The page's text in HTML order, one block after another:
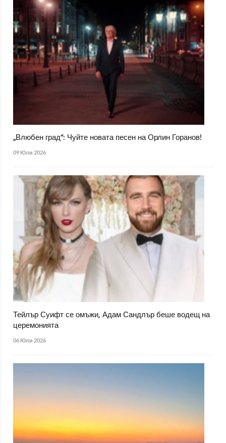
„Влюбен град“: Чуйте новата песен на Орлин Горанов!
09 Юли 2026
Тейлър Суифт се омъжи, Адам Сандлър беше водещ на
церемонията
06 Юли 2026